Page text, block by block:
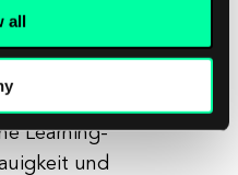
all
im Energiesektor
Technologie
Learning-
und